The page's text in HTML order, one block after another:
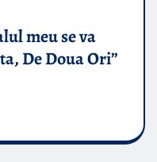
meu se va
De Doua Ori”